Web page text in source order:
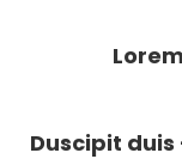
Duscipit